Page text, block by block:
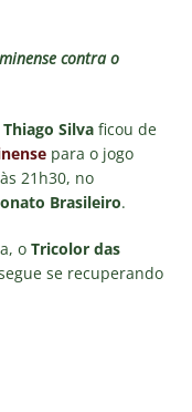
contra o
Thiago Silva ficou de
para o jogo
21h30, no
Brasileiro.
o Tricolor das
se recuperando